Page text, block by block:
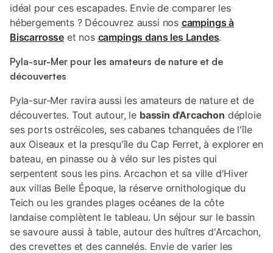
idéal pour ces escapades. Envie de comparer les
hébergements ? Découvrez aussi nos campings à
Biscarrosse et nos campings dans les Landes.
Pyla-sur-Mer pour les amateurs de nature et de
découvertes
Pyla-sur-Mer ravira aussi les amateurs de nature et de
découvertes. Tout autour, le bassin d'Arcachon déploie
ses ports ostréicoles, ses cabanes tchanquées de l'île
aux Oiseaux et la presqu'île du Cap Ferret, à explorer en
bateau, en pinasse ou à vélo sur les pistes qui
serpentent sous les pins. Arcachon et sa ville d'Hiver
aux villas Belle Époque, la réserve ornithologique du
Teich ou les grandes plages océanes de la côte
landaise complètent le tableau. Un séjour sur le bassin
se savoure aussi à table, autour des huîtres d'Arcachon,
des crevettes et des cannelés. Envie de varier les